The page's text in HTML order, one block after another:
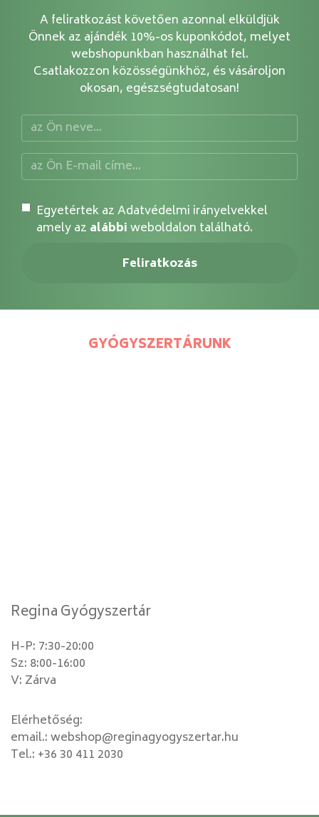
A feliratkozást követően azonnal elküldjük
Önnek az ajándék 10%-os kuponkódot, melyet
webshopunkban használhat fel.
Csatlakozzon közösségünkhöz, és vásároljon
okosan, egészségtudatosan!
Egyetértek az Adatvédelmi irányelvekkel
amely az alábbiweboldalon található.
GYÓGYSZERTÁRUNK
Regina Gyógyszertár
H-P: 7:30-20:00
Sz: 8:00-16:00
V: Zárva
Elérhetőség:
email.:webshop@reginagyogyszertar.hu
Tel.: +36 30 411 2030